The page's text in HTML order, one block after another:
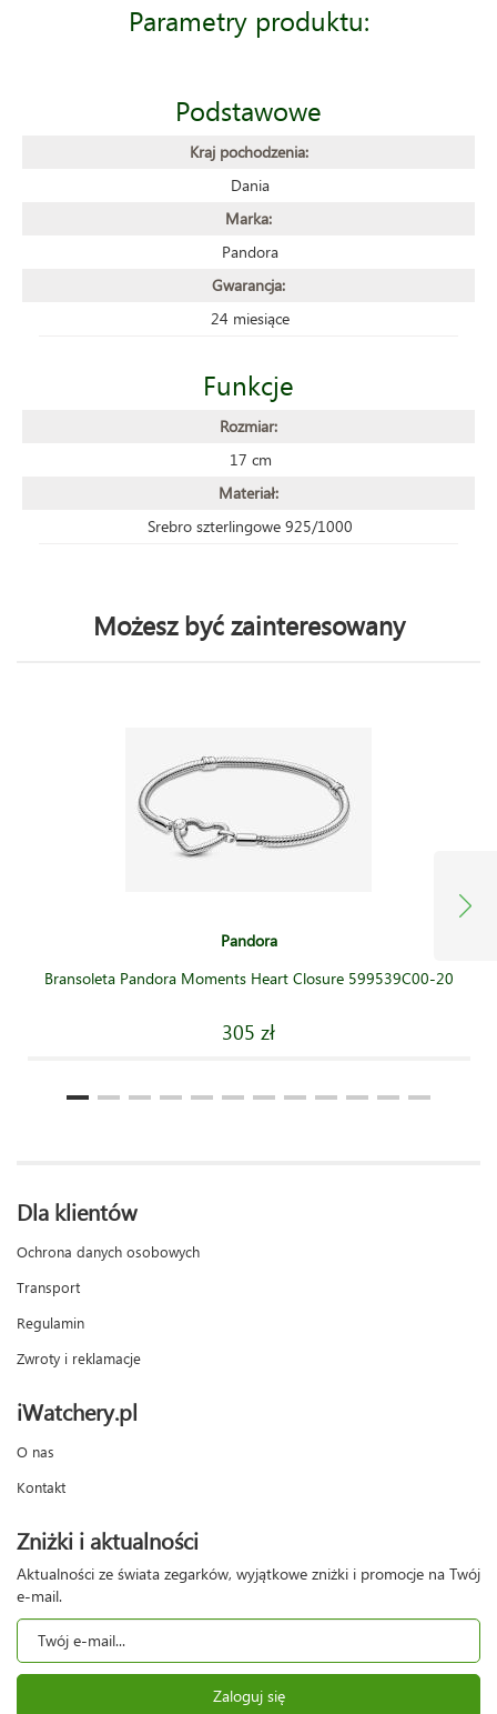
Parametry produktu:
Podstawowe
Kraj pochodzenia:
Dania
Marka:
Pandora
Gwarancja:
24 miesiące
Funkcje
Rozmiar:
17 cm
Materiał:
Srebro szterlingowe 925/1000
Możesz być zainteresowany
Pandora
Bransoleta Pandora Moments Heart Closure 599539C00-20
305 zł
Dla klientów
Ochrona danych osobowych
Transport
Regulamin
Zwroty i reklamacje
iWatchery.pl
O nas
Kontakt
Zniżki i aktualności
Aktualności ze świata zegarków, wyjątkowe zniżki i promocje na Twój
e-mail.
Zaloguj się